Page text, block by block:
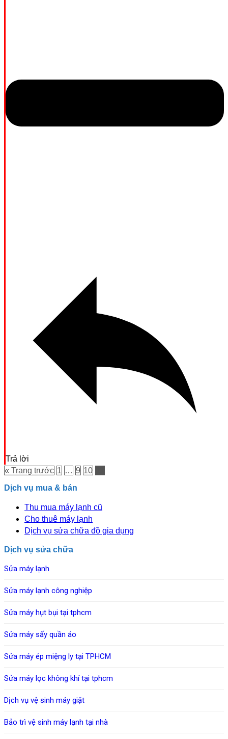
Trả lời
« Trang trước 1 … 9 10
Dịch vụ mua & bán
Thu mua máy lạnh cũ
Cho thuê máy lạnh
Dịch vụ sửa chữa đồ gia dụng
Dịch vụ sửa chữa
Sửa máy lạnh
Sửa máy lạnh công nghiệp
Sửa máy hụt bụi tại tphcm
Sửa máy sấy quần áo
Sửa máy ép miệng ly tại TPHCM
Sửa máy lọc không khí tại tphcm
Dịch vụ vệ sinh máy giặt
Bảo trì vệ sinh máy lạnh tại nhà